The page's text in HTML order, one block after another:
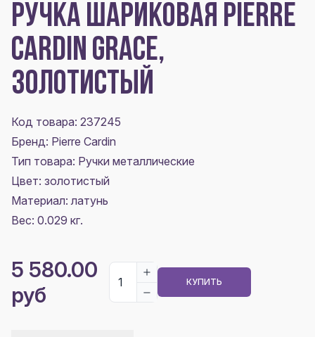
РУЧКА ШАРИКОВАЯ PIERRE
CARDIN GRACE,
ЗОЛОТИСТЫЙ
Код товара: 237245
Бренд: Pierre Cardin
Тип товара: Ручки металлические
Цвет: золотистый
Материал:латунь
Вес: 0.029 кг.
5 580.00
руб
КУПИТЬ